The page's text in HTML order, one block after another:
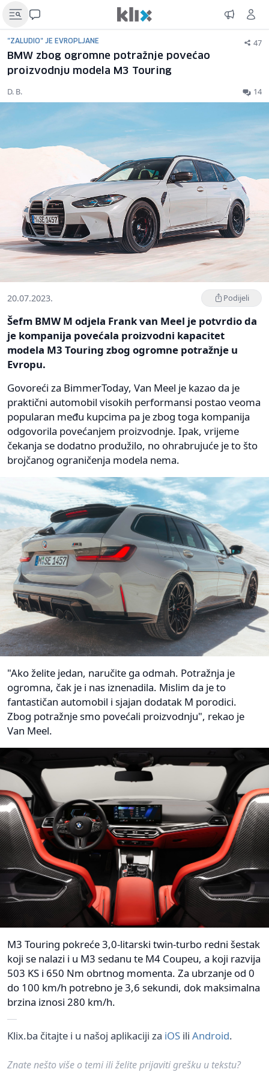
"ZALUDIO" JE EVROPLJANE 47
BMW zbog ogromne potražnje povećao
proizvodnju modela M3 Touring
D. B. 14
20.07.2023. Podijeli
Šefm BMW M odjela Frank van Meel je potvrdio da
je kompanija povećala proizvodni kapacitet
modela M3 Touring zbog ogromne potražnje u
Evropu.
Govoreći za BimmerToday, Van Meel je kazao da je
praktični automobil visokih performansi postao veoma
popularan među kupcima pa je zbog toga kompanija
odgovorila povećanjem proizvodnje. Ipak, vrijeme
čekanja se dodatno produžilo, no ohrabrujuće je to što
brojčanog ograničenja modela nema.
"Ako želite jedan, naručite ga odmah. Potražnja je
ogromna, čak je i nas iznenadila. Mislim da je to
fantastičan automobil i sjajan dodatak M porodici.
Zbog potražnje smo povećali proizvodnju", rekao je
Van Meel.
M3 Touring pokreće 3,0-litarski twin-turbo redni šestak
koji se nalazi i u M3 sedanu te M4 Coupeu, a koji razvija
503 KS i 650 Nm obrtnog momenta. Za ubrzanje od 0
do 100 km/h potrebno je 3,6 sekundi, dok maksimalna
brzina iznosi 280 km/h.
Klix.ba čitajte i u našoj aplikaciji za iOS ili Android.
Znate nešto više o temi ili želite prijaviti grešku u tekstu?